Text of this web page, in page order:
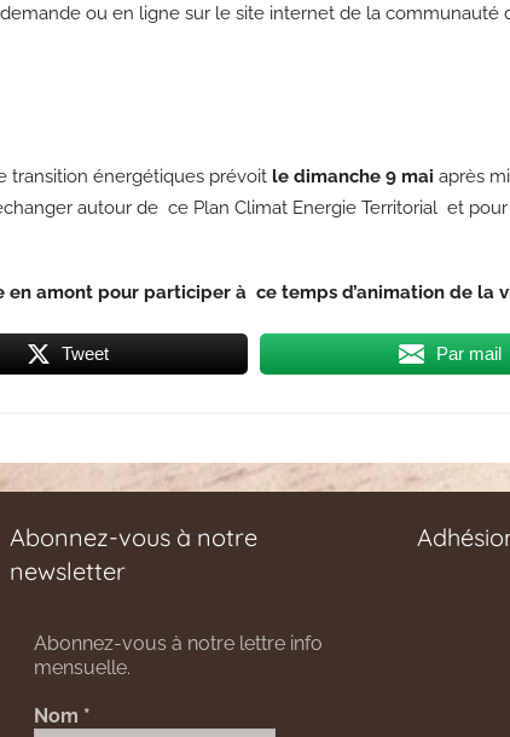
ou en ligne sur le site internet de la communauté
transition énergétiques prévoit le dimanche 9 mai après
autour de ce Plan Climat Energie Territorial et
en amont pour participer à ce temps d’animation de la
Tweet Par mail
Abonnez-vous à notre
newsletter
Abonnez-vous à notre lettre info
mensuelle.
Nom *